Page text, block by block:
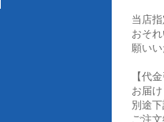
当店
おそ
願い
【代
お届
別途
ご注